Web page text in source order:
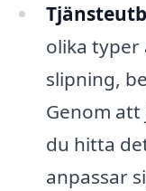
olika typer
slipning,
Genom
du hitta
anpassar